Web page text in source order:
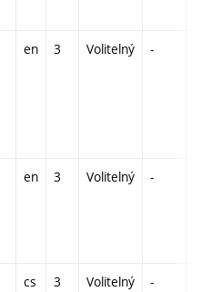
en 3 Volitelný -
en 3 Volitelný -
cs 3 Volitelný -